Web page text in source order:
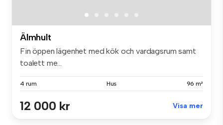
Älmhult
Fin öppen lägenhet med kök och vardagsrum samt
toalett me...
4 rum Hus 96 m²
12 000 kr Visa mer